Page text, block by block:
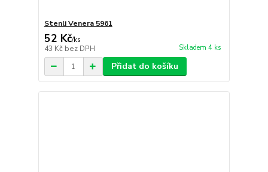
Stenli Venera 5961
52 Kč/ks
43 Kč bez DPH Skladem 4 ks
Přidat do košíku